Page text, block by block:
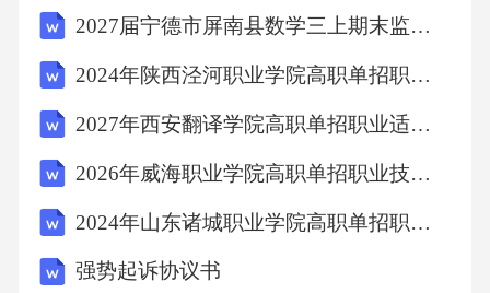
红肿和疼痛。关节肿胀病因关节肿胀的病因多
炎、痛风、感染等。这些病症会导致关节滑膜
发炎，引起炎症渗出和组织损伤，从而导致关
节肿胀。临床表现关节肿胀的主要临床表现包
括关节局部的明显肿胀、疼痛和活动受限。患
者可能感觉到关节僵硬，活动范围减小，严重
时甚至影响日常生活和工作。既往史与家族史
2027届宁德市屏南县数学三上期末监测模拟试题含解析
2024年陕西泾河职业学院高职单招职业适应性测试考试模拟试卷及参考答案详解（夺分金卷）
2027年西安翻译学院高职单招职业适应性测试考试题库附答案详解（达标题）
2026年威海职业学院高职单招职业技能考试模拟试卷附答案详解（培优A卷）
2024年山东诸城职业学院高职单招职业技能考试模拟试卷附完整答案详解（名校卷）
强势起诉协议书